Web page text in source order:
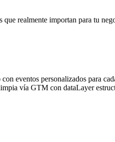
realmente importan para tu
eventos personalizados para
vía GTM con dataLayer